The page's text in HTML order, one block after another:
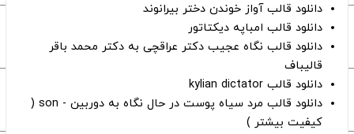
دانلود قالب آواز خوندن دختر بیرانوند
دانلود قالب امباپه دیکتاتور
دانلود قالب نگاه عجیب دکتر عراقچی به دکتر محمد باقر
قالیباف
دانلود قالب kylian dictator
دانلود قالب مرد سیاه پوست در حال نگاه به دوربین - son (
کیفیت بیشتر )